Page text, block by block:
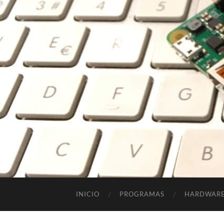
INICIO PROGRAMAS